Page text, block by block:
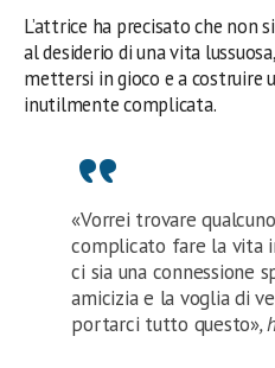
L’attrice ha precisato che non
al desiderio di una vita
mettersi in gioco e a costruire
inutilmente complicata.
«Vorrei trovare
complicato fare la vita
ci sia una connessione
amicizia e la voglia di
portarci tutto questo»,